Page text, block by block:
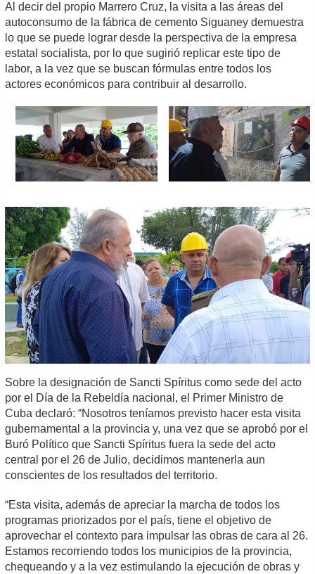
Al decir del propio Marrero Cruz, la visita a las áreas del
autoconsumo de la fábrica de cemento Siguaney demuestra
lo que se puede lograr desde la perspectiva de la empresa
estatal socialista, por lo que sugirió replicar este tipo de
labor, a la vez que se buscan fórmulas entre todos los
actores económicos para contribuir al desarrollo.
Sobre la designación de Sancti Spíritus como sede del acto
por el Día de la Rebeldía nacional, el Primer Ministro de
Cuba declaró: “Nosotros teníamos previsto hacer esta visita
gubernamental a la provincia y, una vez que se aprobó por el
Buró Político que Sancti Spíritus fuera la sede del acto
central por el 26 de Julio, decidimos mantenerla aun
conscientes de los resultados del territorio.
“Esta visita, además de apreciar la marcha de todos los
programas priorizados por el país, tiene el objetivo de
aprovechar el contexto para impulsar las obras de cara al 26.
Estamos recorriendo todos los municipios de la provincia,
chequeando y a la vez estimulando la ejecución de obras y